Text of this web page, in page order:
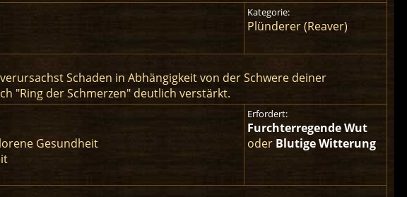
Kategorie:
Plünderer (Reaver)
Schaden in Abhängigkeit von der Schwere deiner
"Ring der Schmerzen" deutlich verstärkt.
Gesundheit
Erfordert:
Furchterregende Wut
oder Blutige Witterung